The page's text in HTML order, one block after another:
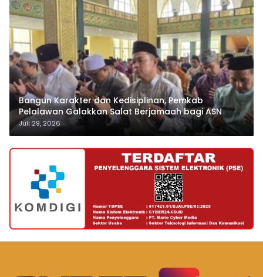
Bangun Karakter dan Kedisiplinan, Pemkab
Pelalawan Galakkan Salat Berjamaah bagi ASN
Juli 29, 2026